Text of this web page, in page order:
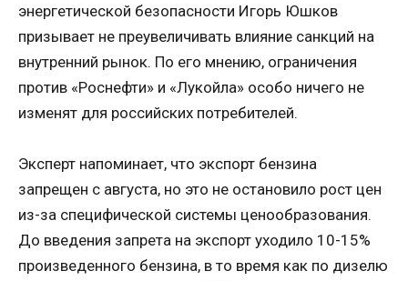
энергетической безопасности Игорь Юшков
призывает не преувеличивать влияние санкций на
внутренний рынок. По его мнению, ограничения
против «Роснефти» и «Лукойла» особо ничего не
изменят для российских потребителей.
Эксперт напоминает, что экспорт бензина
запрещен с августа, но это не остановило рост цен
из-за специфической системы ценообразования.
До введения запрета на экспорт уходило 10-15%
произведенного бензина, в то время как по дизелю